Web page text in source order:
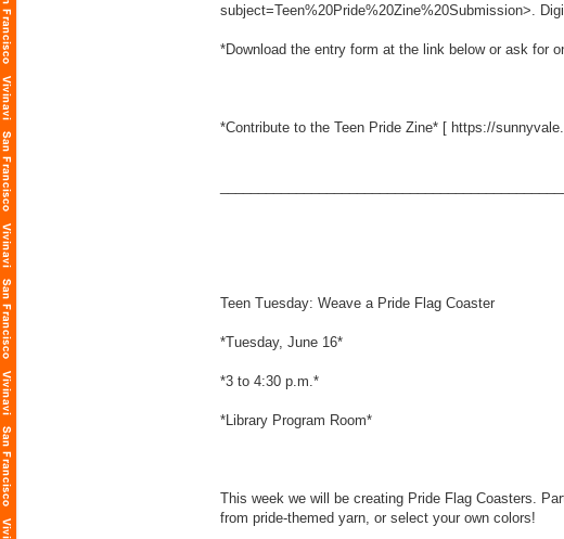
subject=Teen%20Pride%20Zine%20Submission>.
*Download the entry form at the link below or ask for
*Contribute to the Teen Pride Zine* [ https://
Teen Tuesday: Weave a Pride Flag Coaster
*Tuesday, June 16*
*3 to 4:30 p.m.*
*Library Program Room*
This week we will be creating Pride Flag Coasters.
from pride-themed yarn, or select your own colors!